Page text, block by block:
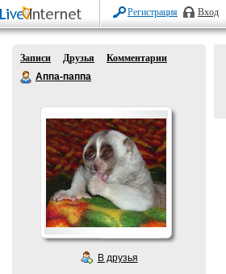
Регистрация Вход
Записи Друзья
Комментарии
Аппа-паппа
В друзья